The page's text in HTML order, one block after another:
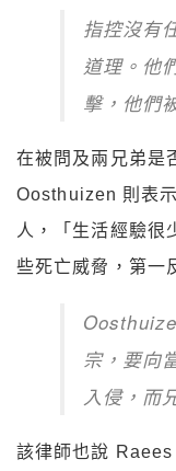
指控沒有
道理。他
擊，他們
在被問及兩兄弟是
Oosthuizen 則表
人，「生活經驗很
些死亡威脅，第一
宗，要向
入侵，而
該律師也說